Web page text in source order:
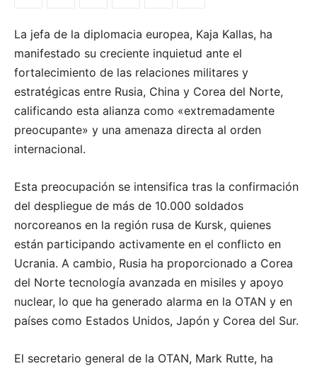
La jefa de la diplomacia europea, Kaja Kallas, ha
manifestado su creciente inquietud ante el
fortalecimiento de las relaciones militares y
estratégicas entre Rusia, China y Corea del Norte,
calificando esta alianza como «extremadamente
preocupante» y una amenaza directa al orden
internacional.
Esta preocupación se intensifica tras la confirmación
del despliegue de más de 10.000 soldados
norcoreanos en la región rusa de Kursk, quienes
están participando activamente en el conflicto en
Ucrania. A cambio, Rusia ha proporcionado a Corea
del Norte tecnología avanzada en misiles y apoyo
nuclear, lo que ha generado alarma en la OTAN y en
países como Estados Unidos, Japón y Corea del Sur.
El secretario general de la OTAN, Mark Rutte, ha